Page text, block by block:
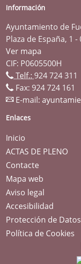
Información
Ayuntamiento de
Plaza de España, 1
Ver mapa
CIF: P0605500H
Telf.: 924 724 311
Fax: 924 724 161
E-mail:
Enlaces
Inicio
ACTAS DE PLENO
Contacte
Mapa web
Aviso legal
Accesibilidad
Protección de Datos
Política de Cookies